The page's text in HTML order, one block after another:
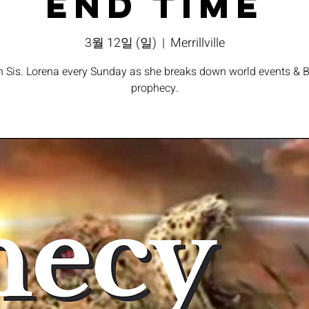
3월 12일 (일)
  |
Merrillville
Sis. Lorena every Sunday as she breaks down world events &
prophecy.